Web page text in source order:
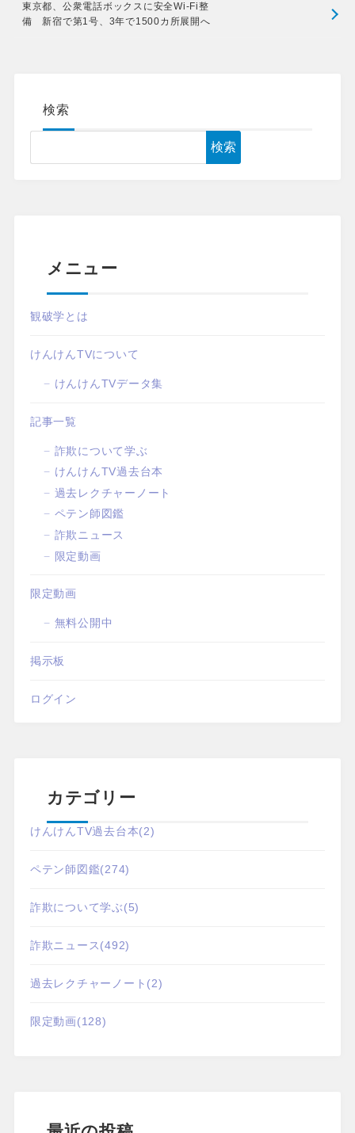
東京都、公衆電話ボックスに安全Wi-Fi整
備 新宿で第1号、3年で1500カ所展開へ
検索
検索
メニュー
観破学とは
けんけんTVについて
けんけんTVデータ集
記事一覧
詐欺について学ぶ
けんけんTV過去台本
過去レクチャーノート
ペテン師図鑑
詐欺ニュース
限定動画
限定動画
無料公開中
掲示板
ログイン
カテゴリー
けんけんTV過去台本(2)
ペテン師図鑑(274)
詐欺について学ぶ(5)
詐欺ニュース(492)
過去レクチャーノート (2)
限定動画(128)